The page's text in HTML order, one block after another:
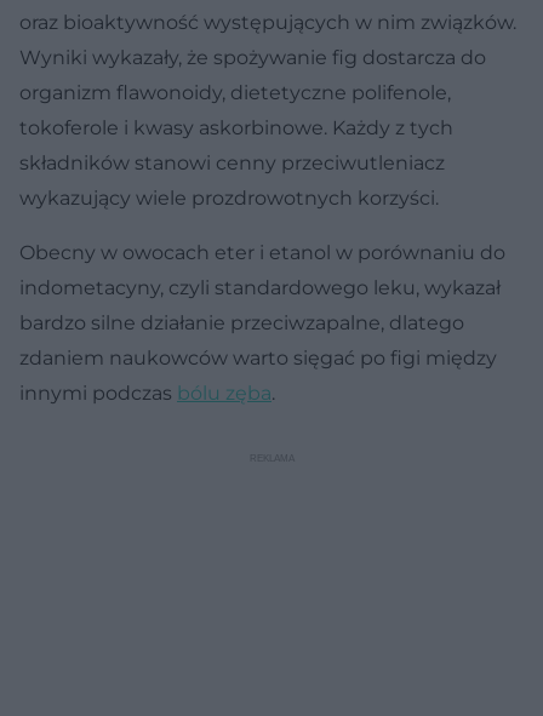
oraz bioaktywność występujących w nim związków.
Wyniki wykazały, że spożywanie fig dostarcza do
organizm flawonoidy, dietetyczne polifenole,
tokoferole i kwasy askorbinowe. Każdy z tych
składników stanowi cenny przeciwutleniacz
wykazujący wiele prozdrowotnych korzyści.
Obecny w owocach eter i etanol w porównaniu do
indometacyny, czyli standardowego leku, wykazał
bardzo silne działanie przeciwzapalne, dlatego
zdaniem naukowców warto sięgać po figi między
innymi podczas bólu zęba.